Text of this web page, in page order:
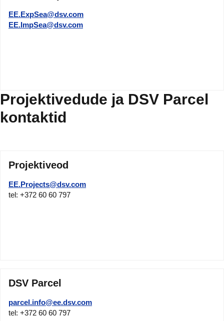
EE.ExpSea@dsv.com
EE.ImpSea@dsv.com
Projektivedude ja DSV Parcel
kontaktid
Projektiveod
EE.Projects@dsv.com
tel: +372 60 60 797
DSV Parcel
parcel.info@ee.dsv.com
tel: +372 60 60 797